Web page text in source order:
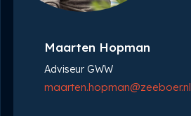
Maarten Hopman
Adviseur GWW
maarten.hopman@zeeboer.nl